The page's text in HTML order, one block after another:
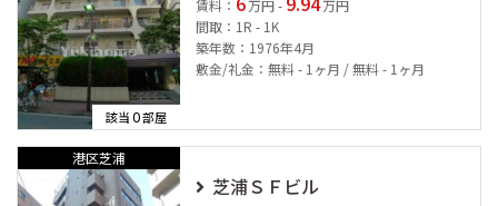
該当0部屋
賃料：
万円 -
万円
間取：1R - 1K
築年数：1976年4月
敷金/礼金：無料 - 1ヶ月 / 無料 - 1ヶ月
港区芝浦
芝浦ＳＦビル